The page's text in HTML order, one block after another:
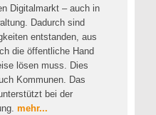
Digitalmarkt – auch in
Dadurch sind
entstanden, aus
die öffentliche Hand
lösen muss. Dies
Kommunen. Das
bei der
mehr...